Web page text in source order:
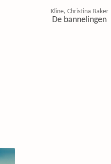
Kline, Christina Baker
De bannelingen